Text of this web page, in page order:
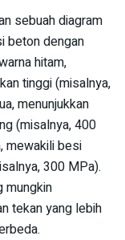
sebuah diagram
beton dengan
hitam,
tinggi (misalnya,
menunjukkan
(misalnya, 400
mewakili besi
300 MPa).
mungkin
tekan yang lebih